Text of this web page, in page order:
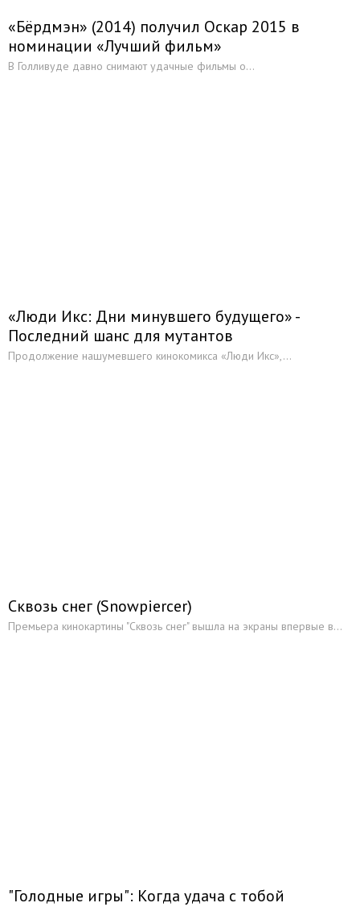
«Бёрдмэн» (2014) получил Оскар 2015 в
номинации «Лучший фильм»
В Голливуде давно снимают удачные фильмы о...
«Люди Икс: Дни минувшего будущего» -
Последний шанс для мутантов
Продолжение нашумевшего кинокомикса «Люди Икс»,...
Сквозь снег (Snowpiercer)
Премьера кинокартины "Сквозь снег" вышла на экраны впервые в...
"Голодные игры": Когда удача с тобой